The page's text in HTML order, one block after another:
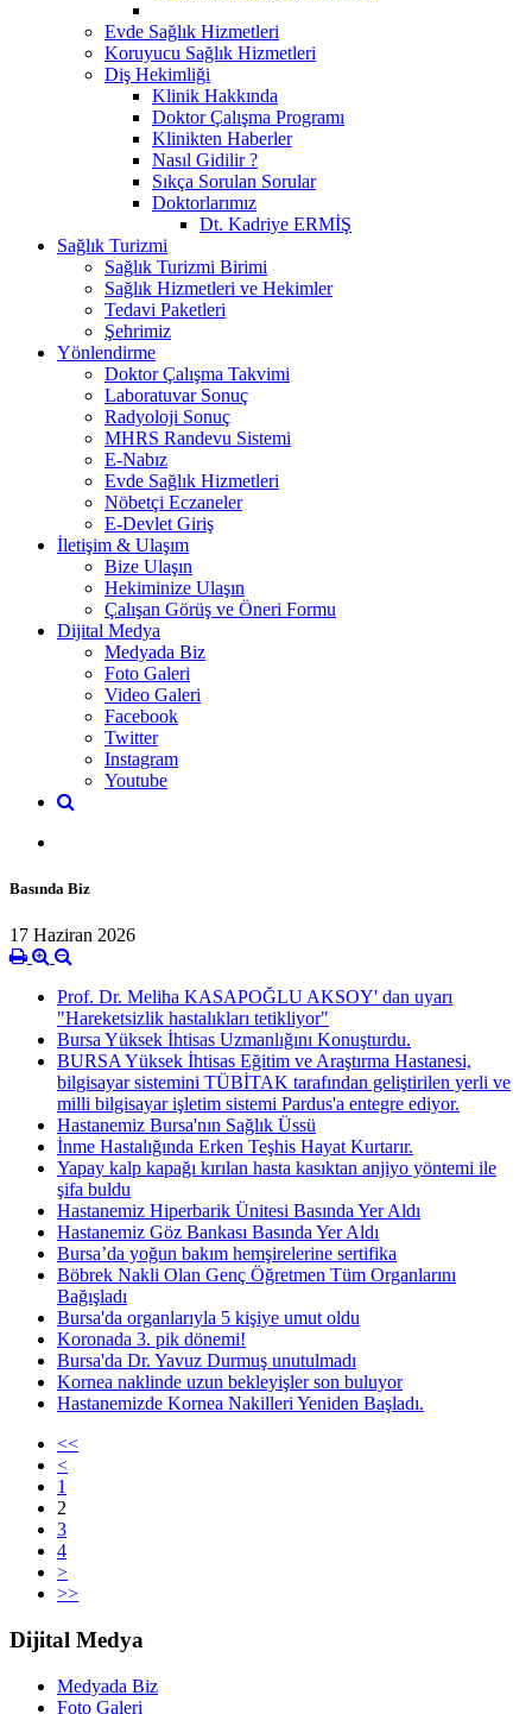
Evde Sağlık Hizmetleri
Koruyucu Sağlık Hizmetleri
Diş Hekimliği
Klinik Hakkında
Doktor Çalışma Programı
Klinikten Haberler
Nasıl Gidilir ?
Sıkça Sorulan Sorular
Doktorlarımız
Dt. Kadriye ERMİŞ
Sağlık Turizmi
Sağlık Turizmi Birimi
Sağlık Hizmetleri ve Hekimler
Tedavi Paketleri
Şehrimiz
Yönlendirme
Doktor Çalışma Takvimi
Laboratuvar Sonuç
Radyoloji Sonuç
MHRS Randevu Sistemi
E-Nabız
Evde Sağlık Hizmetleri
Nöbetçi Eczaneler
E-Devlet Giriş
İletişim & Ulaşım
Bize Ulaşın
Hekiminize Ulaşın
Çalışan Görüş ve Öneri Formu
Dijital Medya
Medyada Biz
Foto Galeri
Video Galeri
Facebook
Twitter
Instagram
Youtube
Basında Biz
17 Haziran 2026
Prof. Dr. Meliha KASAPOĞLU AKSOY' dan uyarı
"Hareketsizlik hastalıkları tetikliyor"
Bursa Yüksek İhtisas Uzmanlığını Konuşturdu.
BURSA Yüksek İhtisas Eğitim ve Araştırma Hastanesi,
bilgisayar sistemini TÜBİTAK tarafından geliştirilen yerli ve
milli bilgisayar işletim sistemi Pardus'a entegre ediyor.
Hastanemiz Bursa'nın Sağlık Üssü
İnme Hastalığında Erken Teşhis Hayat Kurtarır.
Yapay kalp kapağı kırılan hasta kasıktan anjiyo yöntemi ile
şifa buldu
Hastanemiz Hiperbarik Ünitesi Basında Yer Aldı
Hastanemiz Göz Bankası Basında Yer Aldı
Bursa’da yoğun bakım hemşirelerine sertifika
Böbrek Nakli Olan Genç Öğretmen Tüm Organlarını
Bağışladı
Bursa'da organlarıyla 5 kişiye umut oldu
Koronada 3. pik dönemi!
Bursa'da Dr. Yavuz Durmuş unutulmadı
Kornea naklinde uzun bekleyişler son buluyor
Hastanemizde Kornea Nakilleri Yeniden Başladı.
<<
<
1
2
3
4
>
>>
Dijital Medya
Medyada Biz
Foto Galeri